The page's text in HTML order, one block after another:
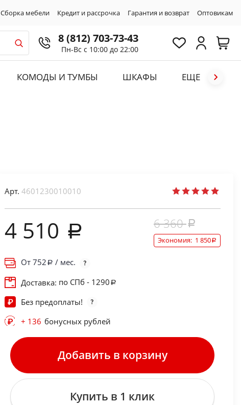
Сборка мебели Кредит и рассрочка Гарантия и возврат Оптовикам
8 (812) 703-73-43
Пн-Вс с 10:00 до 22:00
КОМОДЫ И ТУМБЫ ШКАФЫ ЕЩЕ
Арт. 4601230010010
4 510 6 360
Экономия: 1 850
От 752
/ мес.
Доставка: по СПб - 1290
Без предоплаты!
+ 136 бонусных рублей
Добавить в корзину
Купить в 1 клик